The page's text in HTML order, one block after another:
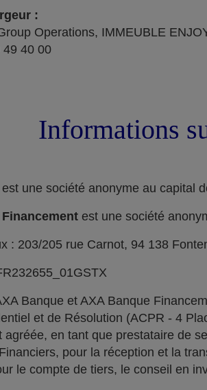
:
Operations, IMMEUBLE
49 40 00
Informations
est une société anonyme au capital
est une société
: 203/205 rue Carnot, 94 138
Banque et AXA Banque
et de Résolution (ACPR - 4
agréée, en tant que prestataire de
pour la réception et la
le compte de tiers, le conseil en